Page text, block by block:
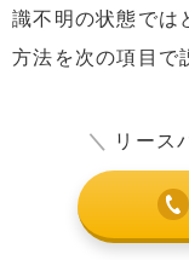
識不明の状態では
方法を次の項目で
＼ リース